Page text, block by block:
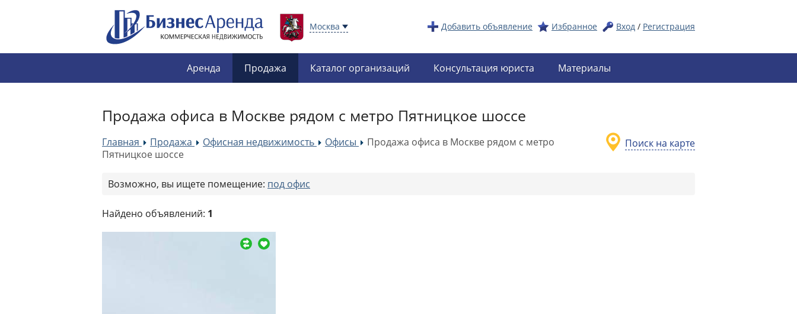
Москва Добавить объявление Избранное Вход / Регистрация
Аренда Продажа Каталог организаций Консультация юриста Материалы
Продажа офиса в Москве рядом с метро Пятницкое шоссе
Поиск на карте
Главная »Продажа »Офисная недвижимость »Офисы »Продажа офиса в Москве рядом с метро
Пятницкое шоссе
Возможно, вы ищете помещение: под офис
Найдено объявлений: 1